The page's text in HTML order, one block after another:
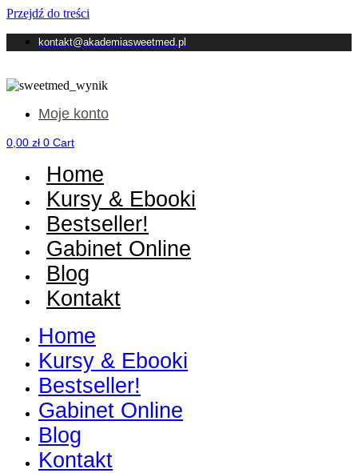
Przejdź do treści
kontakt@akademiasweetmed.pl
Moje konto
0,00 zł 0 Cart
Home
Kursy & Ebooki
Bestseller!
Gabinet Online
Blog
Kontakt
Home
Kursy & Ebooki
Bestseller!
Gabinet Online
Blog
Kontakt